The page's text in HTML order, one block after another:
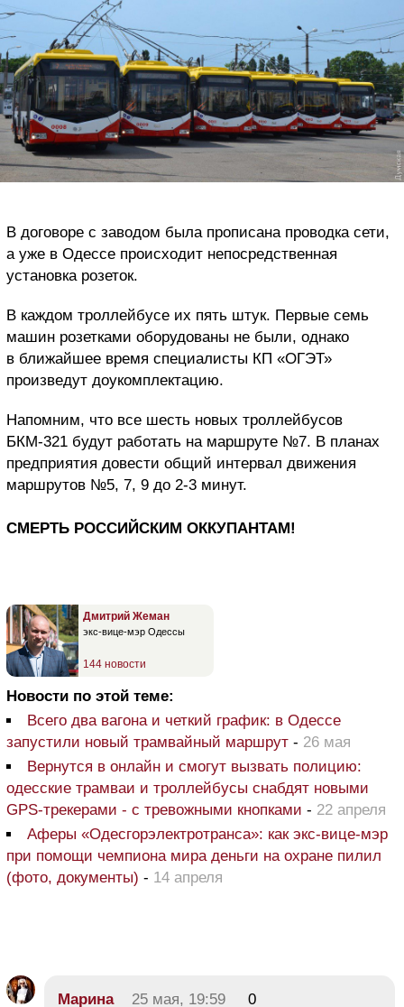
В договоре с заводом была прописана проводка сети,
а уже в Одессе происходит непосредственная
установка розеток.
В каждом троллейбусе их пять штук. Первые семь
машин розетками оборудованы не были, однако
в ближайшее время специалисты КП «ОГЭТ»
произведут доукомплектацию.
Напомним, что все шесть новых троллейбусов
БКМ-321 будут работать на маршруте №7. В планах
предприятия довести общий интервал движения
маршрутов №5, 7, 9 до 2-3 минут.
СМЕРТЬ РОССИЙСКИМ ОККУПАНТАМ!
Дмитрий Жеман
экс-вице-мэр Одессы
144 новости
Новости по этой теме:
Всего два вагона и четкий график: в Одессе
запустили новый трамвайный маршрут - 26 мая
Вернутся в онлайн и смогут вызвать полицию:
одесские трамваи и троллейбусы снабдят новыми
GPS-трекерами - с тревожными кнопками - 22 апреля
Аферы «Одесгорэлектротранса»: как экс-вице-мэр
при помощи чемпиона мира деньги на охране пилил
(фото, документы) - 14 апреля
Марина 25 мая, 19:59
0